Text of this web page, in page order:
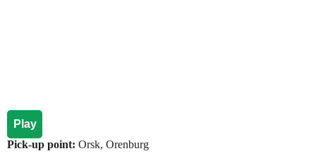
Play
Pick-up point: Orsk, Orenburg